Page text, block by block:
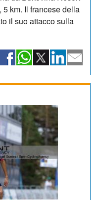
km. Il francese della
il suo attacco sulla